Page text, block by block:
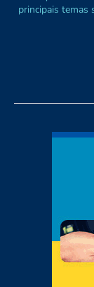
principais temas